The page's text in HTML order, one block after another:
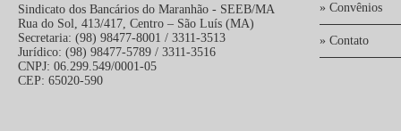
Sindicato dos Bancários do Maranhão - SEEB/MA
Rua do Sol, 413/417, Centro – São Luís (MA)
Secretaria: (98) 98477-8001 / 3311-3513
Jurídico: (98) 98477-5789 / 3311-3516
CNPJ: 06.299.549/0001-05
CEP: 65020-590
» Convênios
» Contato